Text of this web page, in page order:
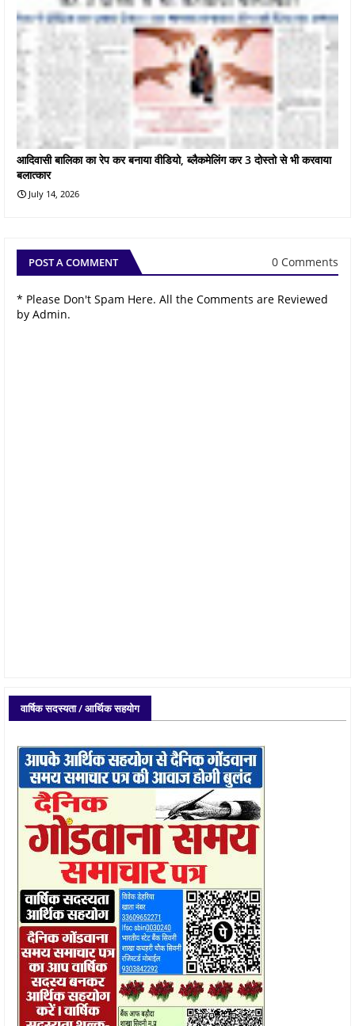
आदिवासी बालिका का रेप कर बनाया वीडियो, ब्लैकमेलिंग कर 3 दोस्तो से भी करवाया
बलात्कार
July 14, 2026
POST A COMMENT 0 Comments
* Please Don't Spam Here. All the Comments are Reviewed
by Admin.
वार्षिक सदस्यता / आर्थिक सहयोग